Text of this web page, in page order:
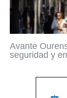
Avante
seguridad y